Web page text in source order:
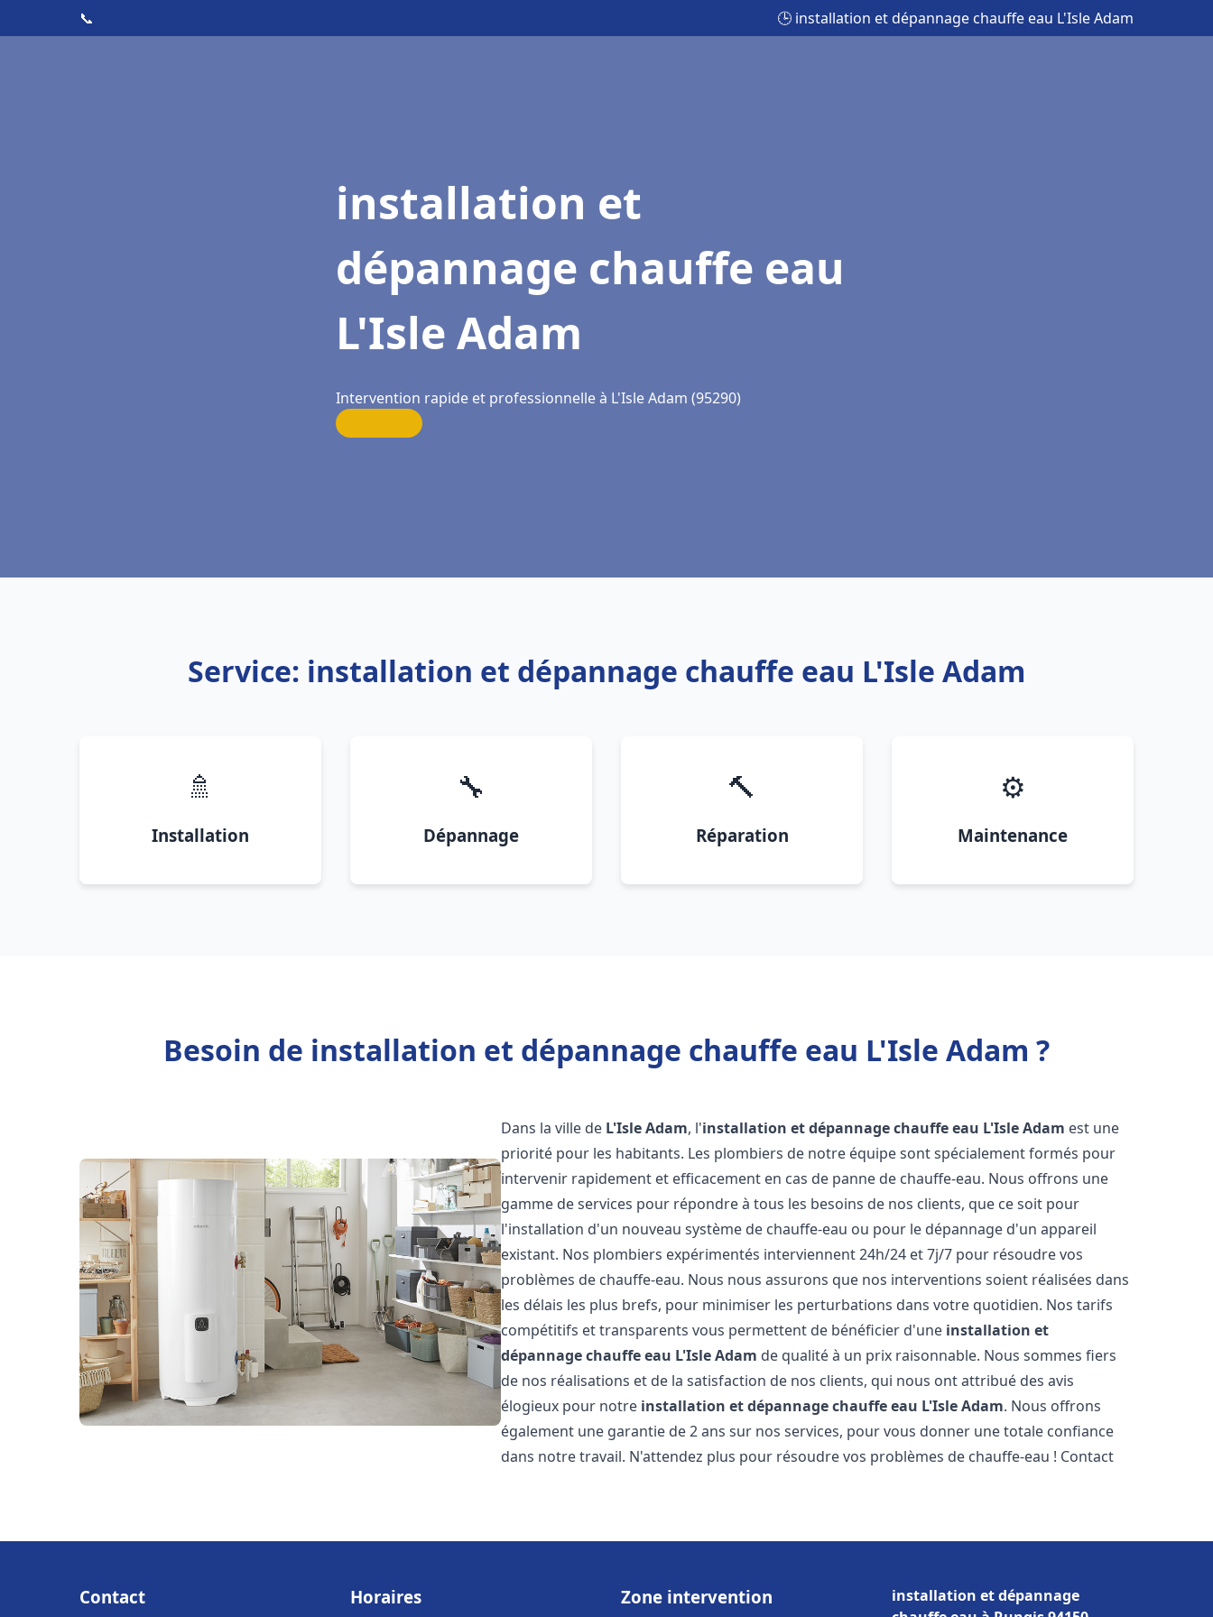
📞 🕒 installation et dépannage chauffe eau L'Isle Adam
installation et
dépannage chauffe eau
L'Isle Adam
Intervention rapide et professionnelle à L'Isle Adam (95290)
Service: installation et dépannage chauffe eau L'Isle Adam
🚿
Installation
🔧
Dépannage
🔨
Réparation
⚙️
Maintenance
Besoin de installation et dépannage chauffe eau L'Isle Adam ?
Dans la ville de L'Isle Adam, l'installation et dépannage chauffe eau L'Isle Adam est une
priorité pour les habitants. Les plombiers de notre équipe sont spécialement formés pour
intervenir rapidement et efficacement en cas de panne de chauffe-eau. Nous offrons une
gamme de services pour répondre à tous les besoins de nos clients, que ce soit pour
l'installation d'un nouveau système de chauffe-eau ou pour le dépannage d'un appareil
existant. Nos plombiers expérimentés interviennent 24h/24 et 7j/7 pour résoudre vos
problèmes de chauffe-eau. Nous nous assurons que nos interventions soient réalisées dans
les délais les plus brefs, pour minimiser les perturbations dans votre quotidien. Nos tarifs
compétitifs et transparents vous permettent de bénéficier d'une installation et
dépannage chauffe eau L'Isle Adam de qualité à un prix raisonnable. Nous sommes fiers
de nos réalisations et de la satisfaction de nos clients, qui nous ont attribué des avis
élogieux pour notre installation et dépannage chauffe eau L'Isle Adam. Nous offrons
également une garantie de 2 ans sur nos services, pour vous donner une totale confiance
dans notre travail. N'attendez plus pour résoudre vos problèmes de chauffe-eau ! Contact
Contact Horaires Zone intervention
installation et dépannage